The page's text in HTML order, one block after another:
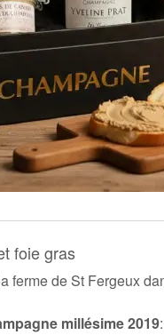
foie gras
ferme de St Fergeux
millésime 2019